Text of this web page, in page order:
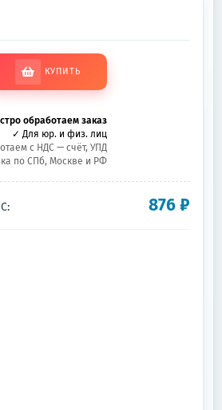
КУПИТЬ
обработаем заказ
✓ Для юр. и физ. лиц
с НДС — счёт, УПД
по СПб, Москве и РФ
876₽